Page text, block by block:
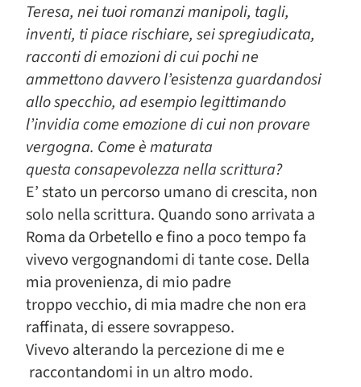
Teresa, nei tuoi romanzi manipoli, tagli,
inventi, ti piace rischiare, sei spregiudicata,
racconti di emozioni di cui pochi ne
ammettono davvero l’esistenza guardandosi
allo specchio, ad esempio legittimando
l’invidiacome emozione di cui non provare
vergogna. Come è maturata
questa consapevolezza nella scrittura?
E’ stato un percorso umano di crescita, non
solo nella scrittura. Quando sono arrivata a
Roma da Orbetello e fino a poco tempo fa
vivevo vergognandomi di tante cose. Della
mia provenienza, di mio padre
troppo vecchio, di mia madre che non era
raffinata, di essere sovrappeso.
Vivevo alterando la percezione di me e
raccontandomi in un altro modo.